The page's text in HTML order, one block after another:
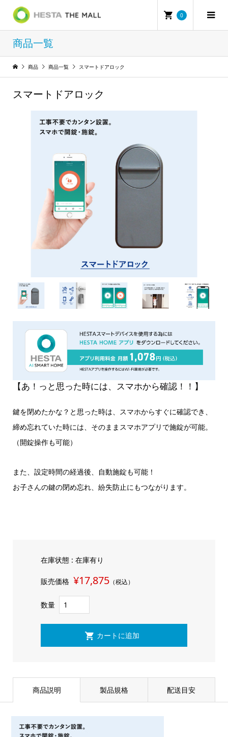
0
商品一覧
商品 商品一覧 スマートドアロック
スマートドアロック
【あ！っと思った時には、スマホから確認！！】
鍵を閉めたかな？と思った時は、スマホからすぐに確認でき、
締め忘れていた時には、そのままスマホアプリで施錠が可能。
（開錠操作も可能）
また、設定時間の経過後、自動施錠も可能！
お子さんの鍵の閉め忘れ、紛失防止にもつながります。
在庫状態 : 在庫有り
販売価格 ¥17,875（税込）
数量
商品説明 製品規格 配送目安